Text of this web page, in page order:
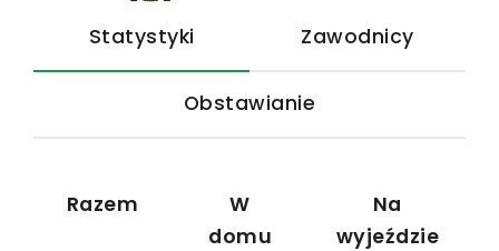
SUBSKRYPCJA
Statystyki Zawodnicy
Obstawianie
Razem
W
domu
Na
wyjeździe